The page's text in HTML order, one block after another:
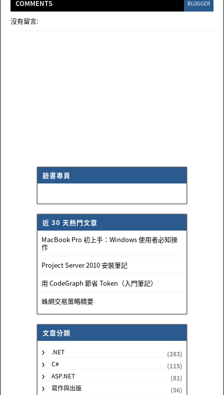
COMMENTS BLOGGER
沒有留言:
臉書專頁
近 30 天熱門文章
MacBook Pro 初上手：Windows 使用者必知操
作
Project Server 2010 安裝筆記
用 CodeGraph 節省 Token（入門筆記）
蛛網交易策略精要
文章分類
.NET
(283)
C#
(115)
ASP.NET
(81)
寫作與出版
(56)